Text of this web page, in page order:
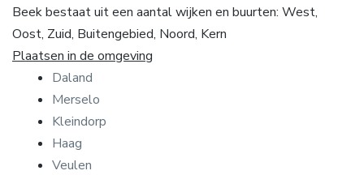
Beek bestaat uit een aantal wijken en buurten: West,
Oost, Zuid, Buitengebied, Noord, Kern
Plaatsen in de omgeving
Daland
Merselo
Kleindorp
Haag
Veulen